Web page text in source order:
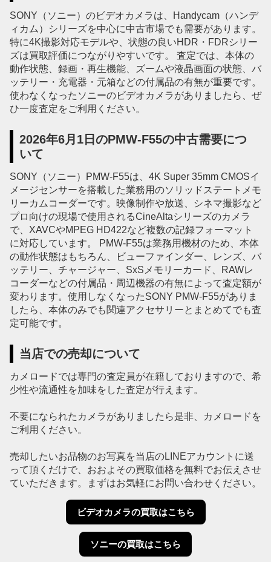
SONY（ソニー）のビデオカメラは、Handycam（ハンデ
ィカム）シリーズを中心に中古市場でも需要があります。
特に4K撮影対応モデルや、状態の良いHDR・FDRシリー
ズは買取評価につながりやすいです。 査定では、本体の
動作状態、録画・再生機能、ズームや液晶画面の状態、バ
ッテリー・充電器・元箱などの付属品の有無が重要です。
使わなくなったソニーのビデオカメラがありましたら、ぜ
ひ一度査定をご利用ください。
2026年6月1日のPMW-F55の中古需要につ
いて
SONY（ソニー）PMW-F55は、4K Super 35mm CMOSイ
メージセンサーを搭載した業務用のソリッドステートメモ
リーカムコーダーです。映像制作や放送、シネマ撮影など
プロ向けの現場で使用されるCineAltaシリーズのカメラ
で、XAVCやMPEG HD422など複数の記録フォーマット
に対応しています。 PMW-F55は業務用機材のため、本体
の動作状態はもちろん、ビューファインダー、レンズ、バ
ッテリー、チャージャー、SxSメモリーカード、RAWレ
コーダーなどの付属品・周辺機器の有無によって査定額が
変わります。使用しなくなったSONY PMW-F55がありま
したら、本体のみでも関連アクセサリーとまとめてでも査
定可能です。
当店での売却について
カメロードでは専門の査定員が在籍しておりますので、希
少性や流通性を加味をした査定が行えます。
不要になられたカメラがありましたら是非、カメロードを
ご利用ください。
売却したいお品物のお写真を当店のLINEアカウントに送
って頂くだけで、おおよその買取価格を無料でお伝えさせ
ていただきます。まずはお気軽にお問い合わせください。
ビデオカメラの買取はこちら
ソニーの買取はこちら